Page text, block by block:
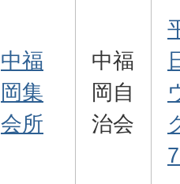
中福
岡集
会所
中福
岡自
治会